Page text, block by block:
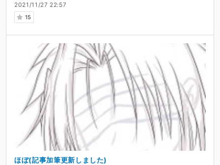
2021/11/27 22:57
15
ほぼ(記事加筆更新しました)